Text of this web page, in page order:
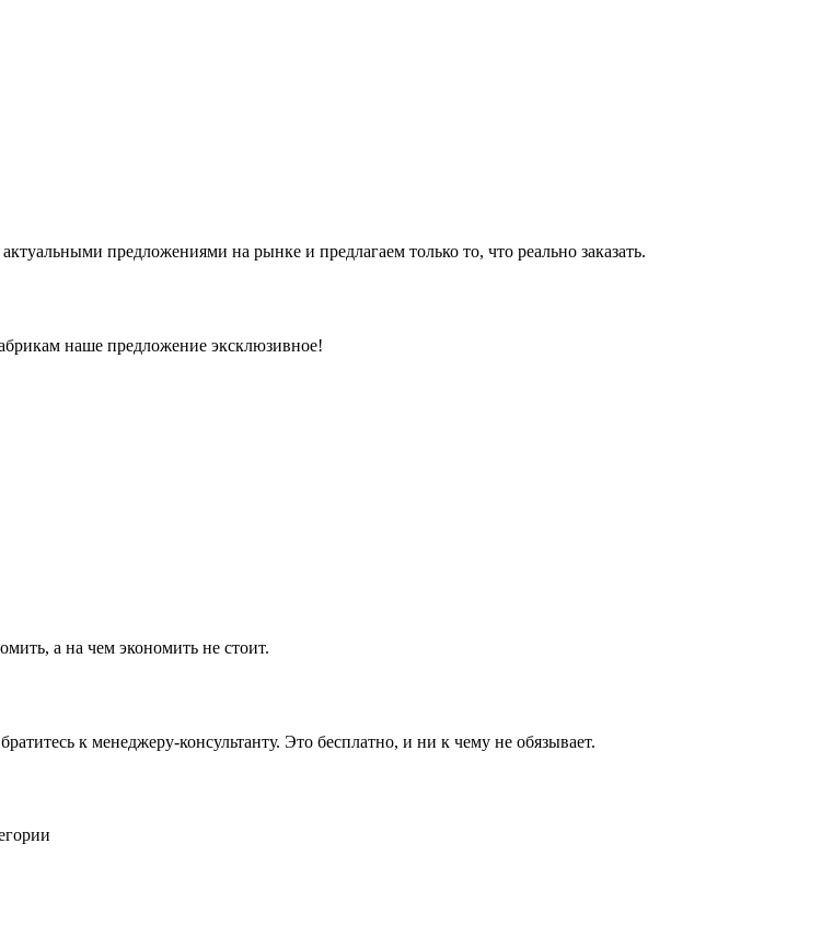
предложениями на рынке и предлагаем только то, что реально заказать.
наше предложение эксклюзивное!
а на чем экономить не стоит.
к менеджеру-консультанту. Это бесплатно, и ни к чему не обязывает.